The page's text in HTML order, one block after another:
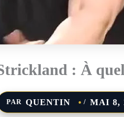
: À
PAR QUENTIN / MAI 8,